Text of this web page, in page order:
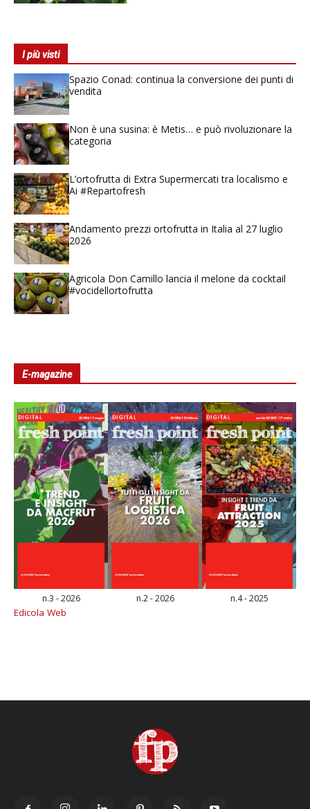
I più visti
Spazio Conad: continua la conversione dei punti di
vendita
Non è una susina: è Metis… e può rivoluzionare la
categoria
L’ortofrutta di Extra Supermercati tra localismo e
Ai #Repartofresh
Andamento prezzi ortofrutta in Italia al 27 luglio
2026
Agricola Don Camillo lancia il melone da cocktail
#vocidellortofrutta
E-magazine
n.3 - 2026 n.2 - 2026 n.4 - 2025
Edicola Web